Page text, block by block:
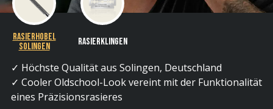
Rasierhobel
Solingen
Rasierklingen
✓ Höchste Qualität aus Solingen, Deutschland
✓ Cooler Oldschool-Look vereint mit der Funktionalität
eines Präzisionsrasieres